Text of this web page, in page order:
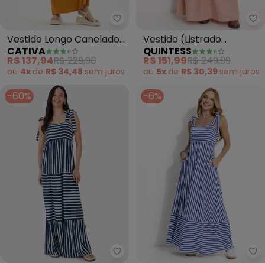
Cativa - Vestido Longo
Vestido Longo Canelado
(Laranja)
CATIVA
R$ 137,94R$ 229,90
ou 4x de R$ 34,48 sem juros
Vestido (Listrado
Mostarda) em Algodão
QUINTESS
R$ 151,99R$ 249,99
ou 5x de R$ 30,39 sem juros
-60%
Malwee - Vestido Longo Marias
-6%